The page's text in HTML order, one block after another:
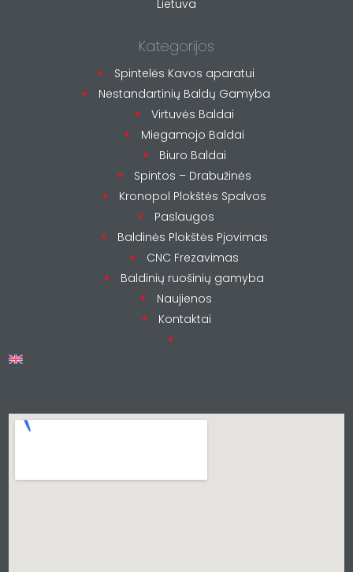
Lietuva
Kategorijos
Spintelės Kavos aparatui
Nestandartinių Baldų Gamyba
Virtuvės Baldai
Miegamojo Baldai
Biuro Baldai
Spintos – Drabužinės
Kronopol Plokštės Spalvos
Paslaugos
Baldinės Plokštės Pjovimas
CNC Frezavimas
Baldinių ruošinių gamyba
Naujienos
Kontaktai